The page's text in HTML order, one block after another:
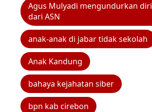
Agus Mulyadi mengundurkan diri
dari ASN
anak-anak di jabar tidak sekolah
Anak Kandung
bahaya kejahatan siber
bpn kab cirebon